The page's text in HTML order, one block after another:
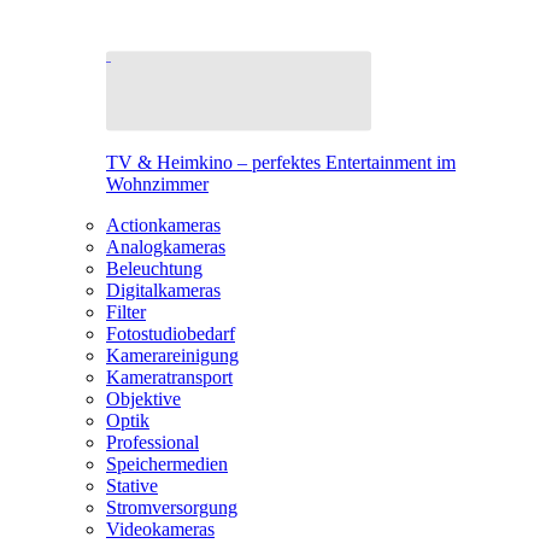
TV & Heimkino – perfektes Entertainment im
Wohnzimmer
Actionkameras
Analogkameras
Beleuchtung
Digitalkameras
Filter
Fotostudiobedarf
Kamerareinigung
Kameratransport
Objektive
Optik
Professional
Speichermedien
Stative
Stromversorgung
Videokameras